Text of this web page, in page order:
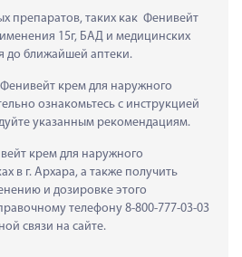
препаратов, таких как  Фенивейт
15г, БАД и медицинских
до ближайшей аптеки.
крем для наружного
ознакомьтесь с инструкцией
указанным рекомендациям.
крем для наружного
в г. Архара, а также получить
и дозировке этого
телефону 8-800-777-03-03
связи на сайте.